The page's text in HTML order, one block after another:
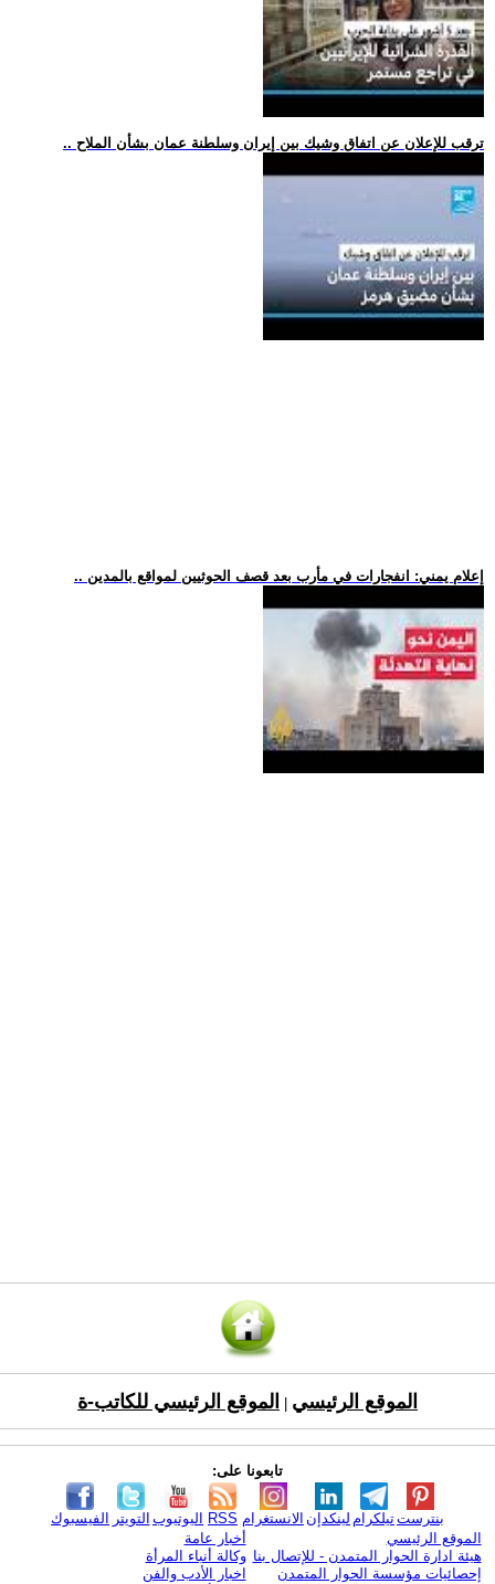
.. ترقب للإعلان عن اتفاق وشيك بين إيران وسلطنة عمان بشأن الملاح
.. إعلام يمني: انفجارات في مأرب بعد قصف الحوثيين لمواقع بالمدين
الموقع الرئيسي الموقع الرئيسي للكاتب-ة
تابعونا على:
الفيسبوك التويتر اليوتيوب RSS الانستغرام لينكدإن تيلكرامبنترست
الموقع الرئيسي
هيئة ادارة الحوار المتمدن - للإتصال بنا
إحصائيات مؤسسة الحوار المتمدن
أخبار عامة
وكالة أنباء المرأة
اخبار الأدب والفن